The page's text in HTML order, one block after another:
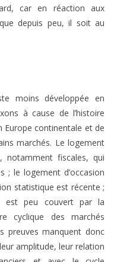
car en réaction aux
depuis peu, il soit au
moins développée en
à cause de l’histoire
Europe continentale et de
marchés. Le logement
notamment fiscales, qui
; le logement d’occasion
statistique est récente ;
est peu couvert par la
cyclique des marchés
preuves manquent donc
amplitude, leur relation